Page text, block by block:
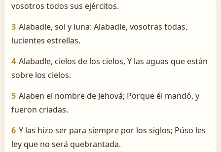
vosotros todos sus ejércitos.
3 Alabadle, sol y luna: Alabadle, vosotras todas,
lucientes estrellas.
4 Alabadle, cielos de los cielos, Y las aguas que están
sobre los cielos.
5 Alaben el nombre de Jehová; Porque él mandó, y
fueron criadas.
6 Y las hizo ser para siempre por los siglos; Púso les
ley que no será quebrantada.